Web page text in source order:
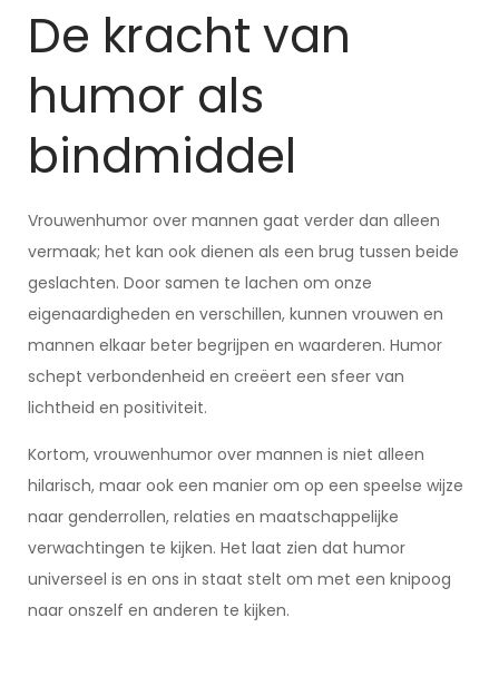
De kracht van
humor als
bindmiddel
Vrouwenhumor over mannen gaat verder dan alleen
vermaak; het kan ook dienen als een brug tussen beide
geslachten. Door samen te lachen om onze
eigenaardigheden en verschillen, kunnen vrouwen en
mannen elkaar beter begrijpen en waarderen. Humor
schept verbondenheid en creëert een sfeer van
lichtheid en positiviteit.
Kortom, vrouwenhumor over mannen is niet alleen
hilarisch, maar ook een manier om op een speelse wijze
naar genderrollen, relaties en maatschappelijke
verwachtingen te kijken. Het laat zien dat humor
universeel is en ons in staat stelt om met een knipoog
naar onszelf en anderen te kijken.